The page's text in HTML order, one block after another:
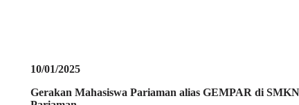
10/01/2025
Gerakan Mahasiswa Pariaman alias GEMPAR di